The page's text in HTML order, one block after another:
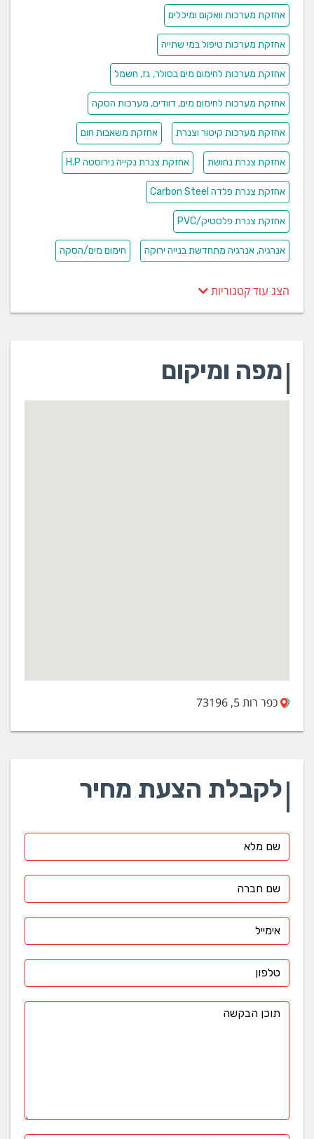
אחזקת מערכות וואקום ומיכלים
אחזקת מערכות טיפול במי שתייה
אחזקת מערכות לחימום מים בסולר, גז, חשמל
אחזקת מערכות לחימום מים, דוודים, מערכות הסקה
אחזקת מערכות קיטור וצנרת אחזקת משאבות חום
אחזקת צנרת נחושת אחזקת צנרת נקייה נירוסטה H.P
אחזקת צנרת פלדה Carbon Steel
אחזקת צנרת פלסטיק/PVC
אנרגיה, אנרגיה מתחדשת בנייה ירוקה חימום מים/הסקה
הצג עוד קטגוריות
מפה ומיקום
כפר רות 5, 73196
לקבלת הצעת מחיר